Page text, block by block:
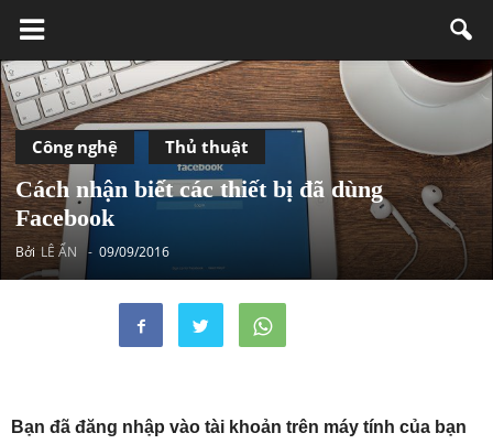
Công nghệ Thủ thuật
Cách nhận biết các thiết bị đã dùng
Facebook
Bởi LÊ ẨN - 09/09/2016
Bạn đã đăng nhập vào tài khoản trên máy tính của bạn